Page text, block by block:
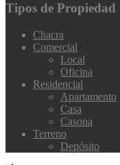
Tipos de Propiedad
Chacra
Comercial
Local
Oficina
Residencial
Apartamento
Casa
Casona
Terreno
Depósito